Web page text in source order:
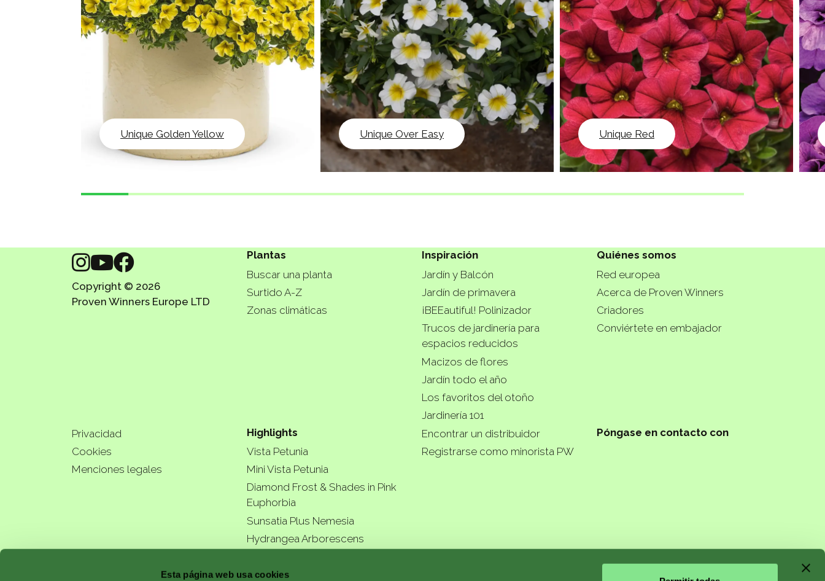
Esta página web usa cookies
Unique Golden Yellow Unique Over Easy Unique Red
Copyright © 2026
Proven Winners Europe LTD
Plantas
Buscar una planta
Surtido A-Z
Zonas climáticas
Inspiración
Jardín y Balcón
Jardín de primavera
¡BEEautiful! Polinizador
Trucos de jardinería para
espacios reducidos
Macizos de flores
Jardín todo el año
Los favoritos del otoño
Jardinería 101
Quiénes somos
Red europea
Acerca de Proven Winners
Criadores
Conviértete en embajador
Privacidad
Cookies
Menciones legales
Highlights
Vista Petunia
Mini Vista Petunia
Diamond Frost & Shades in Pink
Euphorbia
Sunsatia Plus Nemesia
Hydrangea Arborescens
Encontrar un distribuidor
Registrarse como minorista PW
Póngase en contacto con